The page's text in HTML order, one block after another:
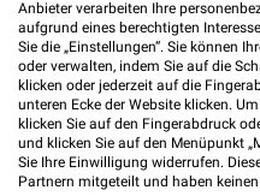
476,63 km
easyApotheke
Suitbertusstraße
40223
Heute
Anbieter verarbeiten Ihre
aufgrund eines berechtigten
Sie die „Einstellungen“. Sie können
oder verwalten, indem Sie auf die
klicken oder jederzeit auf die
unteren Ecke der Website klicken.
klicken Sie auf den Fingerabdruck
und klicken Sie auf den Menüpunkt
Sie Ihre Einwilligung widerrufen.
Partnern mitgeteilt und haben